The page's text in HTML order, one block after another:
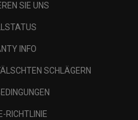
SIE UNS
INFO
SCHLÄGERN
RICHTLINIE